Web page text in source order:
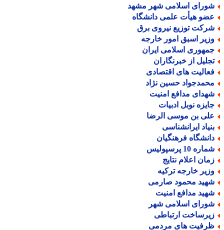
اسلامی شهر مشهد
هیأت علمی دانشگاه
توزیع نیروی برق
اسبق امور خارجه
اسلامی ایران
از خبرنگاران
های اقتصادی
حسین نژاد
مدافع امنیت
نوبل ادبیات
بن موسی الرضا
ایرانشناسی
فرهنگیان
10 پرسپولیس
اعلام نتایج
خارجه ترکیه
محمود صارمی
مدافع امنیت
اسلامی شهر
ارتباطی
های مردمی